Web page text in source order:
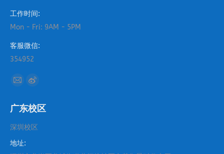
工作时间:
Mon - Fri: 9AM - 5PM
客服微信:
354952
找到我们：
Mail
opens
in
new
Weibo
opens
in
广东校区
深圳校区
地址: